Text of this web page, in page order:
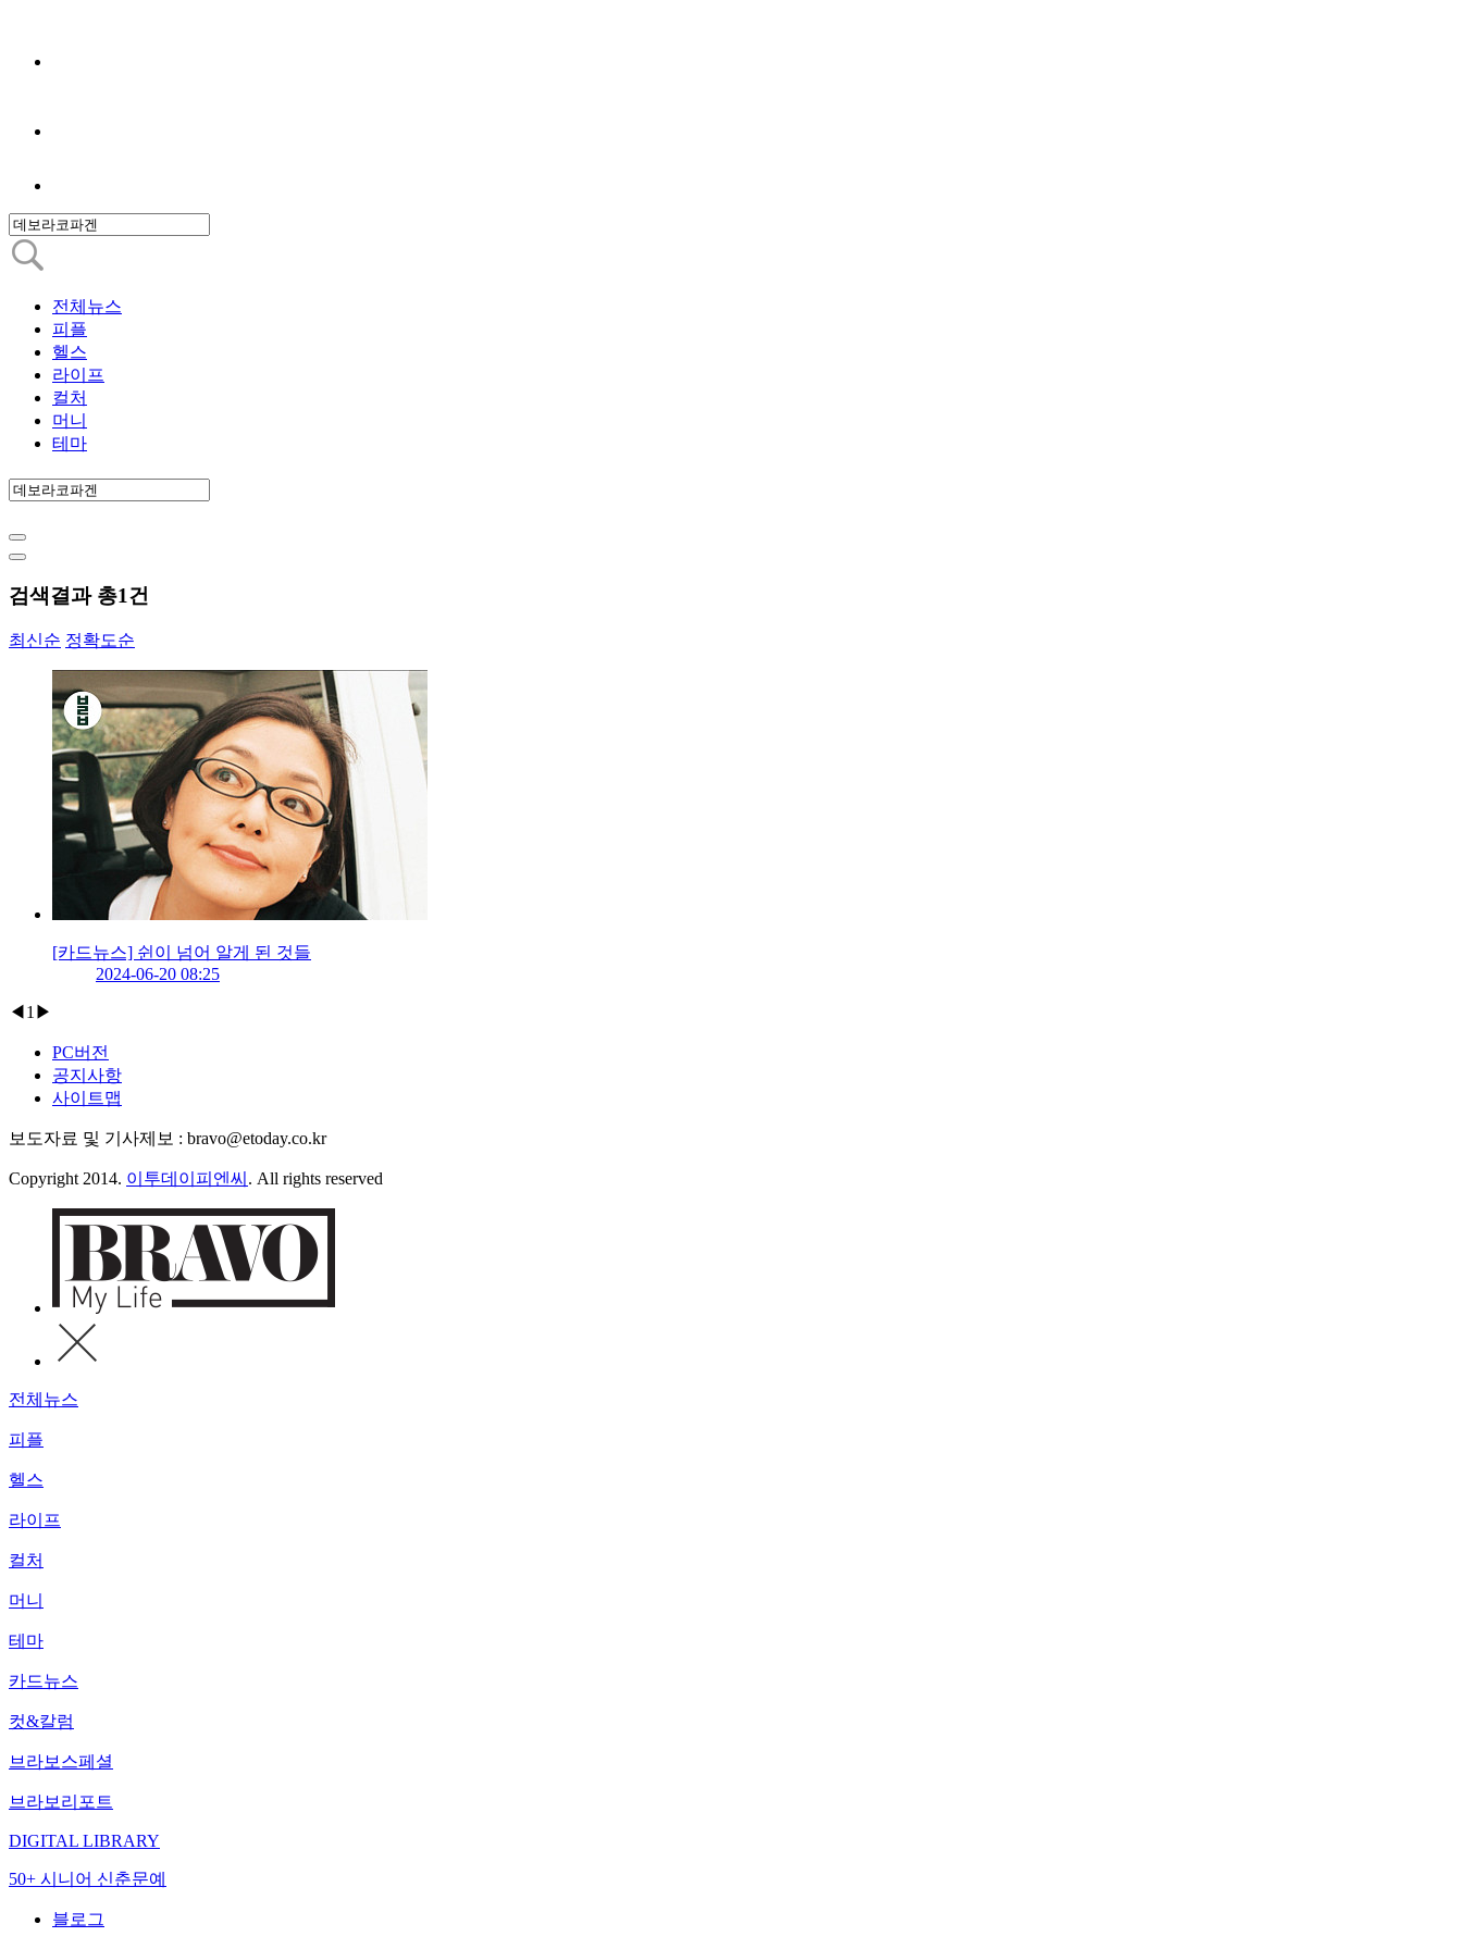
전체뉴스
피플
헬스
라이프
컬처
머니
테마
검색결과 총1건
최신순 정확도순
[카드뉴스] 쉰이 넘어 알게 된 것들
2024-06-20 08:25
◀ 1 ▶
PC버전
공지사항
사이트맵
보도자료 및 기사제보 : bravo@etoday.co.kr
Copyright 2014. 이투데이피엔씨 . All rights reserved
전체뉴스
피플
헬스
라이프
컬처
머니
테마
카드뉴스
컷&칼럼
브라보스페셜
브라보리포트
DIGITAL LIBRARY
50+ 시니어 신춘문예
블로그